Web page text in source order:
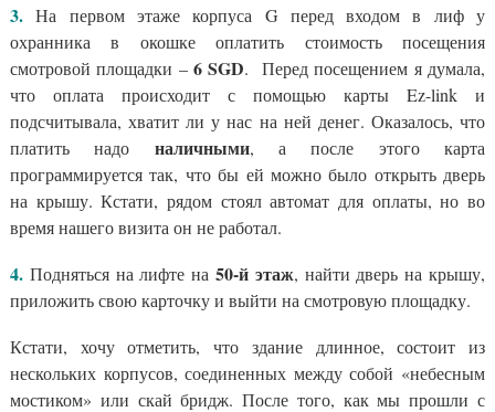
3. На первом этаже корпуса G перед входом в лиф у
охранника в окошке оплатить стоимость посещения
смотровой площадки – 6 SGD. Перед посещением я думала,
что оплата происходит с помощью карты Ez-link и
подсчитывала, хватит ли у нас на ней денег. Оказалось, что
платить надо наличными, а после этого карта
программируется так, что бы ей можно было открыть дверь
на крышу. Кстати, рядом стоял автомат для оплаты, но во
время нашего визита он не работал.
4. Подняться на лифте на 50-й этаж, найти дверь на крышу,
приложить свою карточку и выйти на смотровую площадку.
Кстати, хочу отметить, что здание длинное, состоит из
нескольких корпусов, соединенных между собой «небесным
мостиком» или скай бридж. После того, как мы прошли с